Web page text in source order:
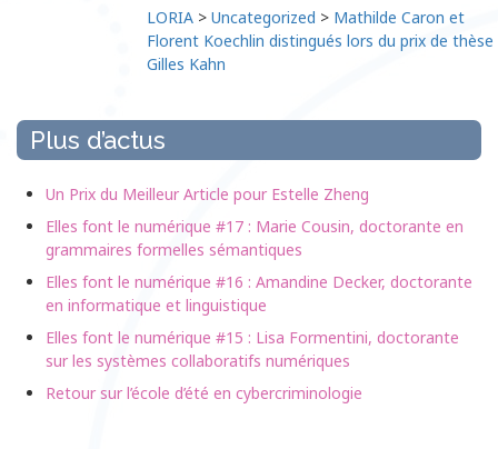
LORIA > Uncategorized > Mathilde Caron et
Florent Koechlin distingués lors du prix de thèse
Gilles Kahn
Plus d’actus
Un Prix du Meilleur Article pour Estelle Zheng
Elles font le numérique #17 : Marie Cousin, doctorante en
grammaires formelles sémantiques
Elles font le numérique #16 : Amandine Decker, doctorante
en informatique et linguistique
Elles font le numérique #15 : Lisa Formentini, doctorante
sur les systèmes collaboratifs numériques
Retour sur l’école d’été en cybercriminologie